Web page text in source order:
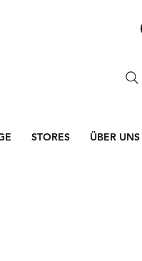
STORES ÜBER UNS